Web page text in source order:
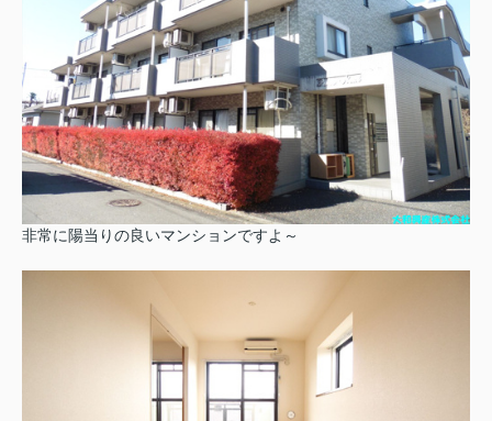
非常に陽当りの良いマンションですよ～